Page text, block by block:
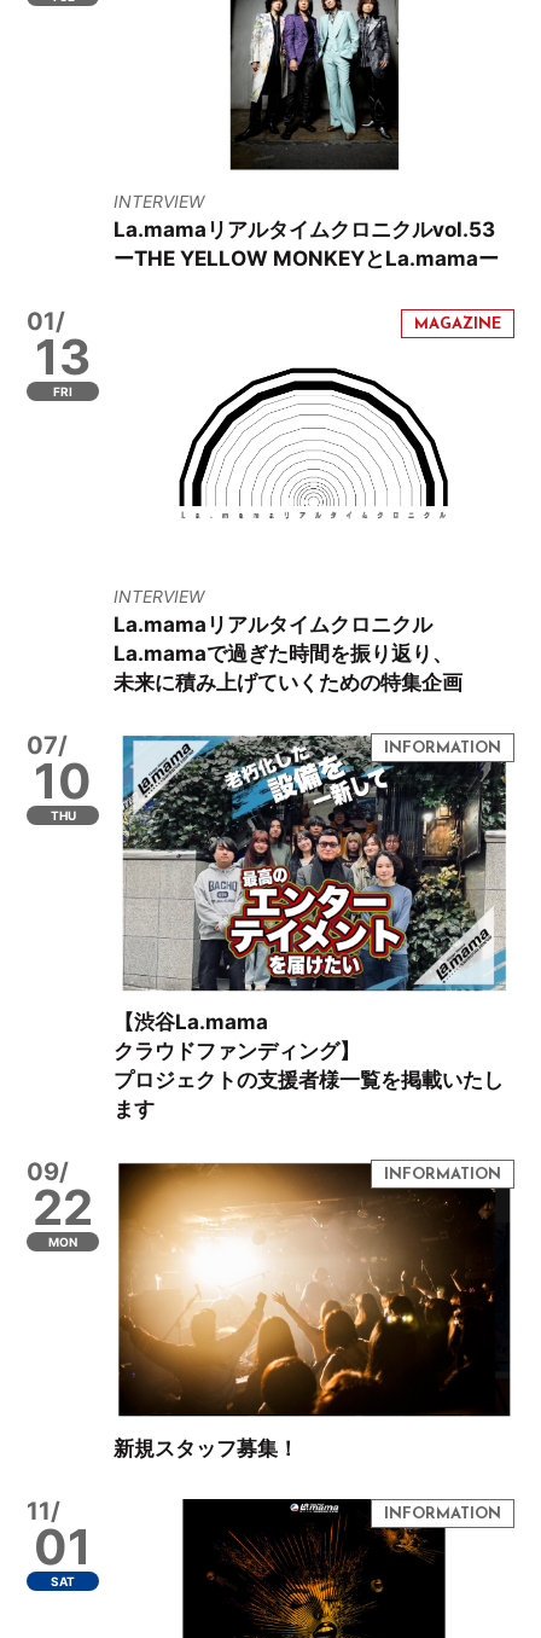
INTERVIEW
La.mamaリアルタイムクロニクルvol.53
ーTHE YELLOW MONKEYとLa.mamaー
01/
13
FRI
INTERVIEW
La.mamaリアルタイムクロニクル
La.mamaで過ぎた時間を振り返り、
未来に積み上げていくための特集企画
07/
10
THU
【渋谷La.mama
クラウドファンディング】
プロジェクトの支援者様一覧を掲載いたし
ます
09/
22
MON
新規スタッフ募集！
11/
01
SAT